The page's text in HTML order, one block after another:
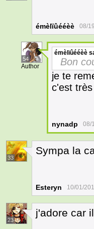
émèlïûééèè 08/
54
Author
émèlïûééèè
Bon
je te
c'est
nynadp 08/
33
Sympa la
Esteryn 10/01/
23
j'adore car